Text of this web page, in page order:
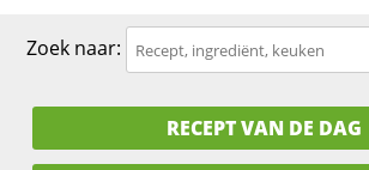
Zoek naar:
RECEPT VAN DE DAG